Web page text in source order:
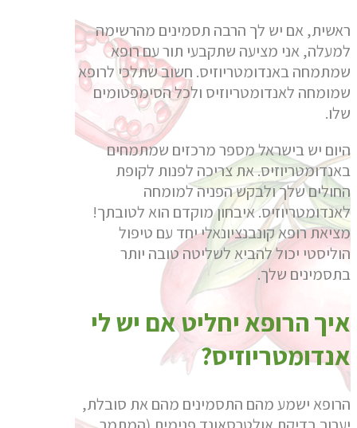
ראשית, אם יש לך הרבה תסמינים מהרשימה
למעלה, אני מציעה שתקבעי תור עם רופא
שמתמחה באנדומטריוזיס. חשוב שתלכי לרופא
שמומחה לאנדומטריוזיס ולכל הסימפטומים
שלו.
היום יש בישראל מספר מרכזים שמתמחים
באנדומטריוזיס. את צריכה לפנות לקופת
החולים שלך ולבקש הפניה למומחה
לאנדומטריוזיס. איבחון מוקדם הוא לטובתך!
מציאת רופא קונבנציונאלי יחד עם טיפול
הוליסטי יכול להביא לשליטה טובה יותר
בתסמינים שלך.
איך הרופא יחליט אם יש לי
אנדומטריוזיס?
הרופא ישמע מהם התסמינים מהם את סובלת,